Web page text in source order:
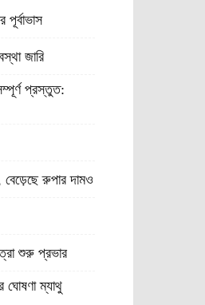
পূর্বাভাস
জারি
প্রস্তুত:
রুপার দামও
শুরু প্রভার
ঘোষণা ম্যাথু